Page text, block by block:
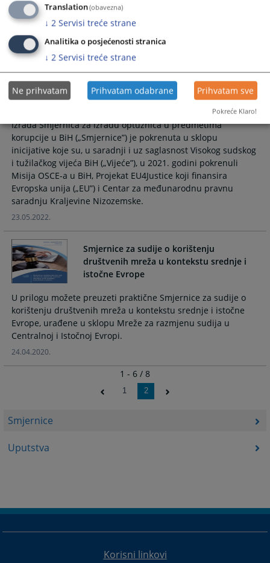
Smjernice
Uputstva
Hercegovine nakon povratka sa Godišnjej konferencije
pravosudne mreže, koja je održana u Pragu u organizaciji
CEELI Instituta od 05. do 07. maja 2022. godine.
29.06.2022.
Smjernice za izradu optužnica u
predmetima korupcije u BiH
Izrada Smjernica za izradu optužnica u predmetima
korupcije u BiH („Smjernice”) je pokrenuta u sklopu
inicijative koje su, u saradnji i uz saglasnost Visokog sudskog
i tužilačkog vijeća BiH („Vijeće”), u 2021. godini pokrenuli
Misija OSCE-a u BiH, Projekat EU4Justice koji finansira
Evropska unija („EU”) i Centar za međunarodnu pravnu
saradnju Kraljevine Nizozemske.
23.05.2022.
Smjernice za sudije o korištenju
društvenih mreža u kontekstu srednje i
istočne Evrope
U prilogu možete preuzeti praktične Smjernice za sudije o
korištenju društvenih mreža u kontekstu srednje i istočne
Evrope, urađene u sklopu Mreže za razmjenu sudija u
Centralnoj i Istočnoj Evropi.
24.04.2020.
1 - 6 / 8
1 2
Korisni linkovi
Translation(obavezna)
↓ 2 Servisi treće strane
Analitika o posjećenosti stranica
↓ 2 Servisi treće strane
Ne prihvatam Prihvatam odabrane Prihvatam sve
Pokreće Klaro!